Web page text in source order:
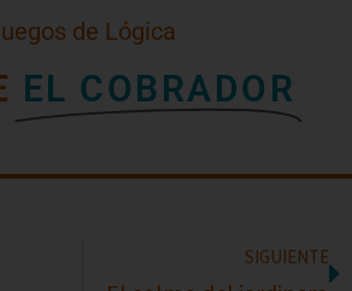
de Lógica
EL COBRADOR
SIGUIENTE